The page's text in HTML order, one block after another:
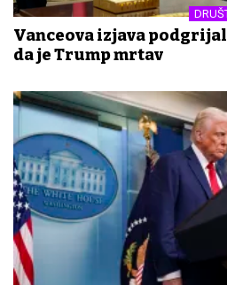
Vanceova izjava
da je Trump mrtav